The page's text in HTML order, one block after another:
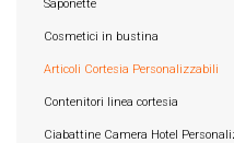
Saponette
Cosmetici in bustina
Articoli Cortesia Personalizzabili
Contenitori linea cortesia
Ciabattine Camera Hotel